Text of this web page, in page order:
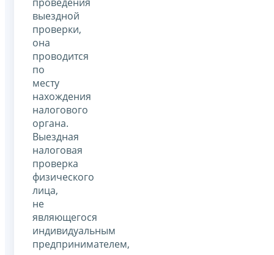
выездной
проверки,
она
проводится
по
месту
нахождения
налогового
органа.
Выездная
налоговая
проверка
физического
лица,
не
являющегося
индивидуальным
предпринимателем,